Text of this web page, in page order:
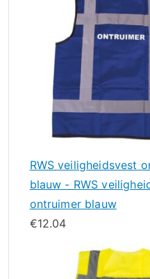
RWS veiligheidsvest
blauw - RWS
ontruimer blauw
€12.04